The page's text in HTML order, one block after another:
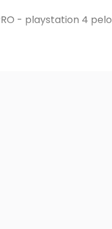
- playstation 4 pelo